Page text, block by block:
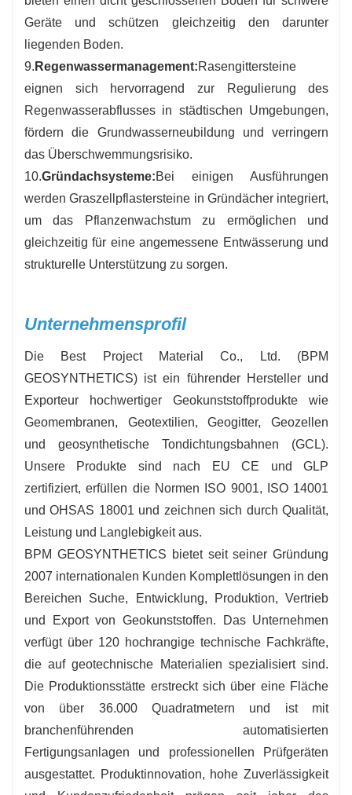
Geräte und schützen gleichzeitig den darunter
liegenden Boden.
9. Regenwassermanagement:Rasengittersteine ​​
eignen sich hervorragend zur Regulierung des
Regenwasserabflusses in städtischen Umgebungen,
fördern die Grundwasserneubildung und verringern
das Überschwemmungsrisiko.
10.Gründachsysteme:Bei einigen Ausführungen
werden Graszellpflastersteine ​​in Gründächer integriert,
um das Pflanzenwachstum zu ermöglichen und
gleichzeitig für eine angemessene Entwässerung und
strukturelle Unterstützung zu sorgen.
Unternehmensprofil
Die Best Project Material Co., Ltd. (BPM
GEOSYNTHETICS) ist ein führender Hersteller und
Exporteur hochwertiger Geokunststoffprodukte wie
Geomembranen, Geotextilien, Geogitter, Geozellen
und geosynthetische Tondichtungsbahnen (GCL).
Unsere Produkte sind nach EU CE und GLP
zertifiziert, erfüllen die Normen ISO 9001, ISO 14001
und OHSAS 18001 und zeichnen sich durch Qualität,
Leistung und Langlebigkeit aus.
BPM GEOSYNTHETICS bietet seit seiner Gründung
2007 internationalen Kunden Komplettlösungen in den
Bereichen Suche, Entwicklung, Produktion, Vertrieb
und Export von Geokunststoffen. Das Unternehmen
verfügt über 120 hochrangige technische Fachkräfte,
die auf geotechnische Materialien spezialisiert sind.
Die Produktionsstätte erstreckt sich über eine Fläche
von über 36.000 Quadratmetern und ist mit
branchenführenden automatisierten
Fertigungsanlagen und professionellen Prüfgeräten
ausgestattet. Produktinnovation, hohe Zuverlässigkeit